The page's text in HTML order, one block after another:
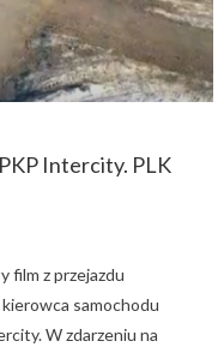
Intercity. PLK
film z przejazdu
samochodu
W zdarzeniu na